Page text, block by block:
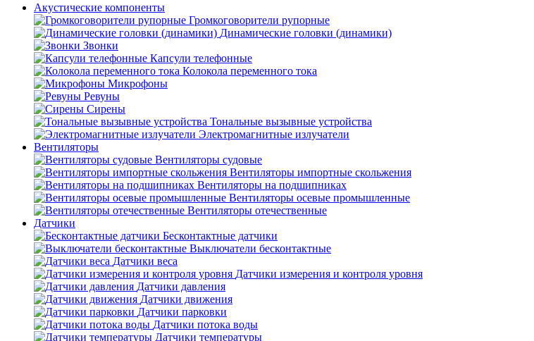
Акустические компоненты
Громкоговорители рупорные
Динамические головки (динамики)
Звонки
Капсули телефонные
Колокола переменного тока
Микрофоны
Ревуны
Сирены
Тональные вызывные устройства
Электромагнитные излучатели
Вентиляторы
Вентиляторы судовые
Вентиляторы импортные скольжения
Вентиляторы на подшипниках
Вентиляторы осевые промышленные
Вентиляторы отечественные
Датчики
Бесконтактные датчики
Выключатели бесконтактные
Датчики веса
Датчики измерения и контроля уровня
Датчики давления
Датчики движения
Датчики парковки
Датчики потока воды
Датчики температуры